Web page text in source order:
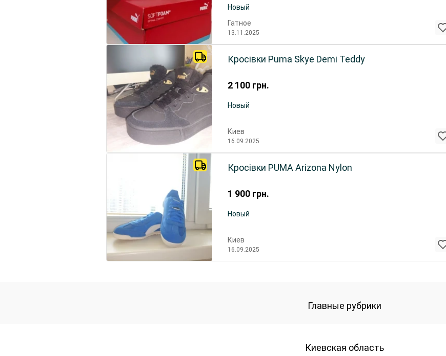
Новый
Гатное
13.11.2025
2 100 грн.
Кросівки Puma Skye Demi Teddy
Новый
Киев
16.09.2025
1 900 грн.
Кросівки PUMA Arizona Nylon
Новый
Киев
16.09.2025
Главные рубрики
Киевская область